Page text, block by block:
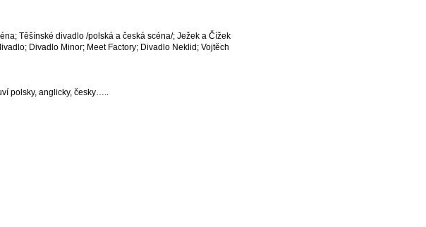
Těšínské divadlo /polská a česká scéna/; Ježek a Čížek
Divadlo Minor; Meet Factory; Divadlo Neklid; Vojtěch
polsky, anglicky, česky…..